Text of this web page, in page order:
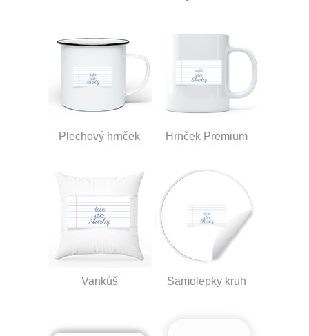
Plechový hrnček Hrnček Premium
Vankúš Samolepky kruh